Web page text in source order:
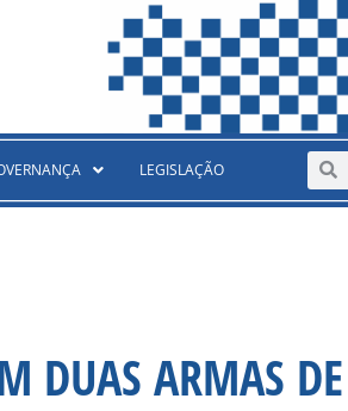
LEGISLAÇÃO
DUAS ARMAS